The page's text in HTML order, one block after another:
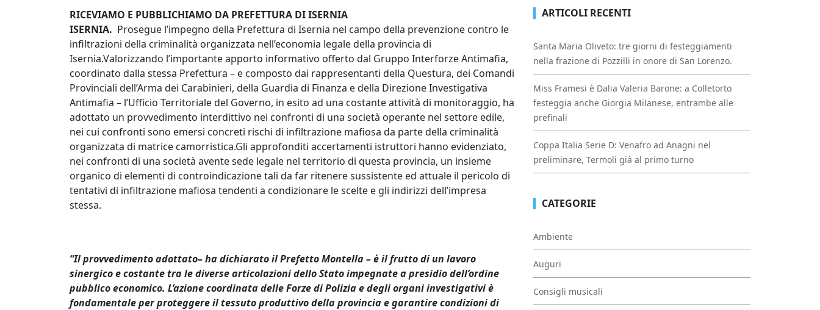
RICEVIAMO E PUBBLICHIAMO DA PREFETTURA DI ISERNIA
ISERNIA. Prosegue l’impegno della Prefettura di Isernia nel campo della prevenzione contro le
infiltrazioni della criminalità organizzata nell’economia legale della provincia di
Isernia.Valorizzando l’importante apporto informativo offerto dal Gruppo Interforze Antimafia,
coordinato dalla stessa Prefettura – e composto dai rappresentanti della Questura, dei Comandi
Provinciali dell’Arma dei Carabinieri, della Guardia di Finanza e della Direzione Investigativa
Antimafia – l’Ufficio Territoriale del Governo, in esito ad una costante attività di monitoraggio, ha
adottato un provvedimento interdittivo nei confronti di una società operante nel settore edile,
nei cui confronti sono emersi concreti rischi di infiltrazione mafiosa da parte della criminalità
organizzata di matrice camorristica.Gli approfonditi accertamenti istruttori hanno evidenziato,
nei confronti di una società avente sede legale nel territorio di questa provincia, un insieme
organico di elementi di controindicazione tali da far ritenere sussistente ed attuale il pericolo di
tentativi di infiltrazione mafiosa tendenti a condizionare le scelte e gli indirizzi dell’impresa
stessa.
“Il provvedimento adottato– ha dichiarato il Prefetto Montella – è il frutto di un lavoro
sinergico e costante tra le diverse articolazioni dello Stato impegnate a presidio dell’ordine
pubblico economico. L’azione coordinata delle Forze di Polizia e degli organi investigativi è
fondamentale per proteggere il tessuto produttivo della provincia e garantire condizioni di
ARTICOLI RECENTI
Santa Maria Oliveto: tre giorni di festeggiamenti
nella frazione di Pozzilli in onore di San Lorenzo.
Miss Framesi è Dalia Valeria Barone: a Colletorto
festeggia anche Giorgia Milanese, entrambe alle
prefinali
Coppa Italia Serie D: Venafro ad Anagni nel
preliminare, Termoli già al primo turno
CATEGORIE
Ambiente
Auguri
Consigli musicali